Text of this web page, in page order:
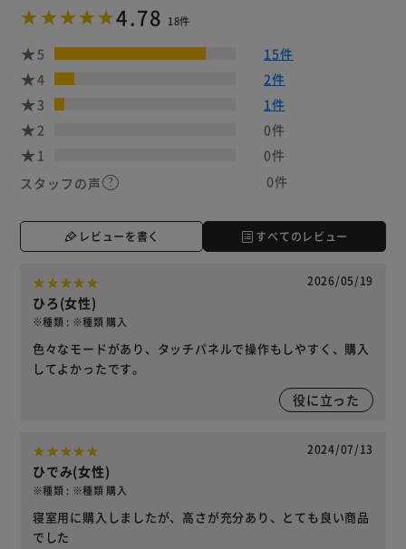
4.78 18件
5
15件
4
2件
3
1件
2
0件
1
0件
スタッフの声
0件
レビューを書く すべてのレビュー
2026/05/19
ひろ(女性)
※種類 : ※種類 購入
色々なモードがあり、タッチパネルで操作もしやすく、購入
してよかったです。
役に立った
2024/07/13
ひでみ(女性)
※種類 : ※種類 購入
寝室用に購入しましたが、高さが充分あり、とても良い商品
でした